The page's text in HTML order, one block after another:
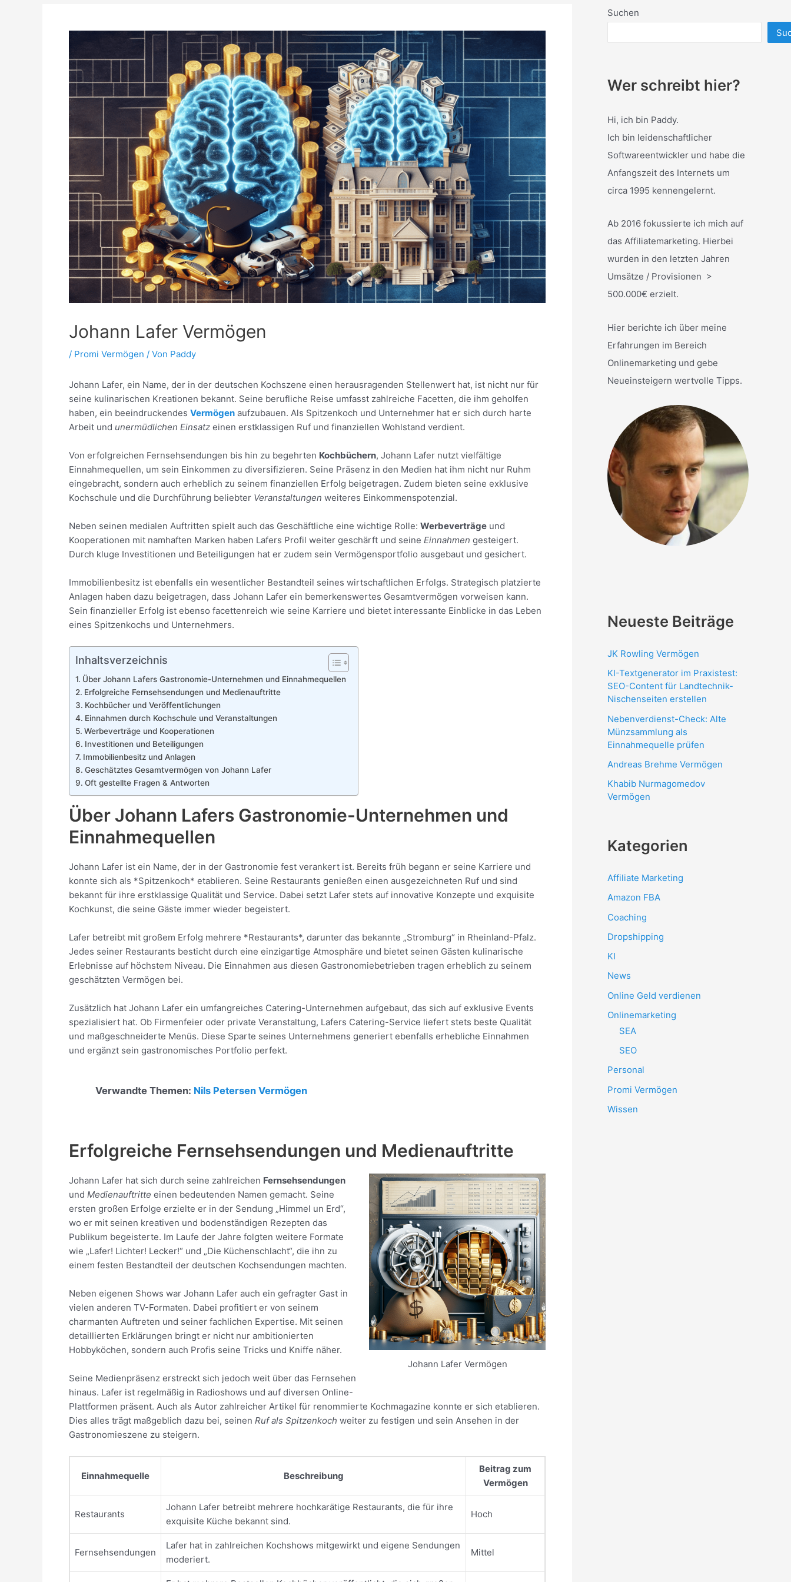
Johann Lafer Vermögen
/ Promi Vermögen / Von Paddy
Johann Lafer, ein Name, der in der deutschen Kochszene einen herausragenden Stellenwert hat, ist nicht nur für
seine kulinarischen Kreationen bekannt. Seine berufliche Reise umfasst zahlreiche Facetten, die ihm geholfen
haben, ein beeindruckendes Vermögen aufzubauen. Als Spitzenkoch und Unternehmer hat er sich durch harte
Arbeit und unermüdlichen Einsatz einen erstklassigen Ruf und finanziellen Wohlstand verdient.
Von erfolgreichen Fernsehsendungen bis hin zu begehrten Kochbüchern, Johann Lafer nutzt vielfältige
Einnahmequellen, um sein Einkommen zu diversifizieren. Seine Präsenz in den Medien hat ihm nicht nur Ruhm
eingebracht, sondern auch erheblich zu seinem finanziellen Erfolg beigetragen. Zudem bieten seine exklusive
Kochschule und die Durchführung beliebter Veranstaltungen weiteres Einkommenspotenzial.
Neben seinen medialen Auftritten spielt auch das Geschäftliche eine wichtige Rolle: Werbeverträge und
Kooperationen mit namhaften Marken haben Lafers Profil weiter geschärft und seine Einnahmen gesteigert.
Durch kluge Investitionen und Beteiligungen hat er zudem sein Vermögensportfolio ausgebaut und gesichert.
Immobilienbesitz ist ebenfalls ein wesentlicher Bestandteil seines wirtschaftlichen Erfolgs. Strategisch platzierte
Anlagen haben dazu beigetragen, dass Johann Lafer ein bemerkenswertes Gesamtvermögen vorweisen kann.
Sein finanzieller Erfolg ist ebenso facettenreich wie seine Karriere und bietet interessante Einblicke in das Leben
eines Spitzenkochs und Unternehmers.
Inhaltsverzeichnis
Über Johann Lafers Gastronomie-Unternehmen und Einnahmequellen
Erfolgreiche Fernsehsendungen und Medienauftritte
Kochbücher und Veröffentlichungen
Einnahmen durch Kochschule und Veranstaltungen
Werbeverträge und Kooperationen
Investitionen und Beteiligungen
Immobilienbesitz und Anlagen
Geschätztes Gesamtvermögen von Johann Lafer
Oft gestellte Fragen & Antworten
Über Johann Lafers Gastronomie-Unternehmen und
Einnahmequellen
Johann Lafer ist ein Name, der in der Gastronomie fest verankert ist. Bereits früh begann er seine Karriere und
konnte sich als *Spitzenkoch* etablieren. Seine Restaurants genießen einen ausgezeichneten Ruf und sind
bekannt für ihre erstklassige Qualität und Service. Dabei setzt Lafer stets auf innovative Konzepte und exquisite
Kochkunst, die seine Gäste immer wieder begeistert.
Lafer betreibt mit großem Erfolg mehrere *Restaurants*, darunter das bekannte „Stromburg“ in Rheinland-Pfalz.
Jedes seiner Restaurants besticht durch eine einzigartige Atmosphäre und bietet seinen Gästen kulinarische
Erlebnisse auf höchstem Niveau. Die Einnahmen aus diesen Gastronomiebetrieben tragen erheblich zu seinem
geschätzten Vermögen bei.
Zusätzlich hat Johann Lafer ein umfangreiches Catering-Unternehmen aufgebaut, das sich auf exklusive Events
spezialisiert hat. Ob Firmenfeier oder private Veranstaltung, Lafers Catering-Service liefert stets beste Qualität
und maßgeschneiderte Menüs. Diese Sparte seines Unternehmens generiert ebenfalls erhebliche Einnahmen
und ergänzt sein gastronomisches Portfolio perfekt.
Verwandte Themen: Nils Petersen Vermögen
Erfolgreiche Fernsehsendungen und Medienauftritte
Johann Lafer Vermögen
Johann Lafer hat sich durch seine zahlreichen Fernsehsendungen
und Medienauftritte einen bedeutenden Namen gemacht. Seine
ersten großen Erfolge erzielte er in der Sendung „Himmel un Erd“,
wo er mit seinen kreativen und bodenständigen Rezepten das
Publikum begeisterte. Im Laufe der Jahre folgten weitere Formate
wie „Lafer! Lichter! Lecker!“ und „Die Küchenschlacht“, die ihn zu
einem festen Bestandteil der deutschen Kochsendungen machten.
Neben eigenen Shows war Johann Lafer auch ein gefragter Gast in
vielen anderen TV-Formaten. Dabei profitiert er von seinem
charmanten Auftreten und seiner fachlichen Expertise. Mit seinen
detaillierten Erklärungen bringt er nicht nur ambitionierten
Hobbyköchen, sondern auch Profis seine Tricks und Kniffe näher.
Seine Medienpräsenz erstreckt sich jedoch weit über das Fernsehen
hinaus. Lafer ist regelmäßig in Radioshows und auf diversen Online-
Plattformen präsent. Auch als Autor zahlreicher Artikel für renommierte Kochmagazine konnte er sich etablieren.
Dies alles trägt maßgeblich dazu bei, seinen Ruf als Spitzenkoch weiter zu festigen und sein Ansehen in der
Gastronomieszene zu steigern.
Einnahmequelle Beschreibung
Beitrag zum
Vermögen
Restaurants
Johann Lafer betreibt mehrere hochkarätige Restaurants, die für ihre
exquisite Küche bekannt sind.
Hoch
Fernsehsendungen
Lafer hat in zahlreichen Kochshows mitgewirkt und eigene Sendungen
moderiert.
Mittel
Suchen
Wer schreibt hier?
Hi, ich bin Paddy.
Ich bin leidenschaftlicher
Softwareentwickler und habe die
Anfangszeit des Internets um
circa 1995 kennengelernt.
Ab 2016 fokussierte ich mich auf
das Affiliatemarketing. Hierbei
wurden in den letzten Jahren
Umsätze / Provisionen >
500.000€ erzielt.
Hier berichte ich über meine
Erfahrungen im Bereich
Onlinemarketing und gebe
Neueinsteigern wertvolle Tipps.
Neueste Beiträge
JK Rowling Vermögen
KI-Textgenerator im Praxistest:
SEO-Content für Landtechnik-
Nischenseiten erstellen
Nebenverdienst-Check: Alte
Münzsammlung als
Einnahmequelle prüfen
Andreas Brehme Vermögen
Khabib Nurmagomedov
Vermögen
Kategorien
Affiliate Marketing
Amazon FBA
Coaching
Dropshipping
KI
News
Online Geld verdienen
Onlinemarketing
SEA
SEO
Personal
Promi Vermögen
Wissen